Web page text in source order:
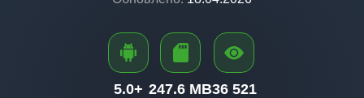
5.0+ 247.6 MB36 521